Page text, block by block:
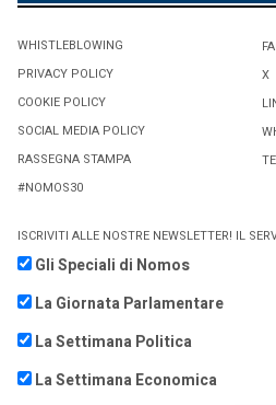
WHISTLEBLOWING
PRIVACY POLICY
COOKIE POLICY
SOCIAL MEDIA POLICY
RASSEGNA STAMPA
#NOMOS30
X
ISCRIVITI ALLE NOSTRE NEWSLETTER! IL
Gli Speciali di Nomos
La Giornata Parlamentare
La Settimana Politica
La Settimana Economica